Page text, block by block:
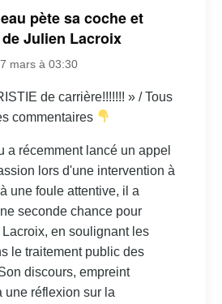
pète sa coche et
Julien Lacroix
mars à 03:30
de carrière!!!!!!! » / Tous
commentaires
a récemment lancé un appel
lors d'une intervention à
une foule attentive, il a
seconde chance pour
en soulignant les
le traitement public des
discours, empreint
une réflexion sur la